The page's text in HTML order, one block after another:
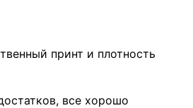
принт и плотность
все хорошо